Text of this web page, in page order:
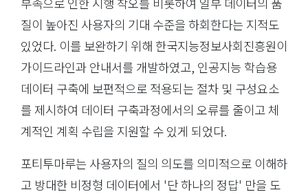
질이 높아진 사용자의 기대 수준을 하회한다는 지적도
있었다. 이를 보완하기 위해 한국지능정보사회진흥원이
가이드라인과 안내서를 개발하였고, 인공지능 학습용
데이터 구축에 보편적으로 적용되는 절차 및 구성요소
를 제시하여 데이터 구축과정에서의 오류를 줄이고 체
계적인 계획 수립을 지원할 수 있게 되었다.
포티투마루는 사용자의 질의 의도를 의미적으로 이해하
고 방대한 비정형 데이터에서 '단 하나의 정답' 만을 도